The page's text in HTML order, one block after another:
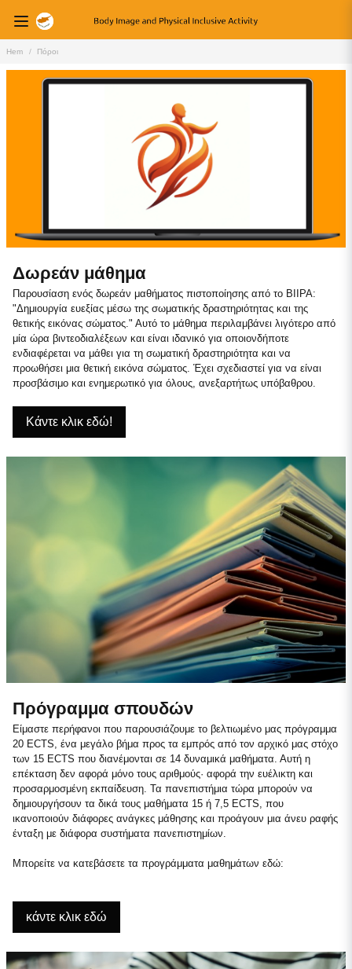
Hem Πόροι
Δωρεάν μάθημα
Παρουσίαση ενός δωρεάν μαθήματος πιστοποίησης από το BIIPA:
"Δημιουργία ευεξίας μέσω της σωματικής δραστηριότητας και της
θετικής εικόνας σώματος." Αυτό το μάθημα περιλαμβάνει λιγότερο από
μία ώρα βιντεοδιαλέξεων και είναι ιδανικό για οποιονδήποτε
ενδιαφέρεται να μάθει για τη σωματική δραστηριότητα και να
προωθήσει μια θετική εικόνα σώματος. Έχει σχεδιαστεί για να είναι
προσβάσιμο και ενημερωτικό για όλους, ανεξαρτήτως υπόβαθρου.
Κάντε κλικ εδώ!
Πρόγραμμα σπουδών
Είμαστε περήφανοι που παρουσιάζουμε το βελτιωμένο μας πρόγραμμα
20 ECTS, ένα μεγάλο βήμα προς τα εμπρός από τον αρχικό μας στόχο
των 15 ECTS που διανέμονται σε 14 δυναμικά μαθήματα. Αυτή η
επέκταση δεν αφορά μόνο τους αριθμούς· αφορά την ευέλικτη και
προσαρμοσμένη εκπαίδευση. Τα πανεπιστήμια τώρα μπορούν να
δημιουργήσουν τα δικά τους μαθήματα 15 ή 7,5 ECTS, που
ικανοποιούν διάφορες ανάγκες μάθησης και προάγουν μια άνευ ραφής
ένταξη με διάφορα συστήματα πανεπιστημίων.
Μπορείτε να κατεβάσετε τα προγράμματα μαθημάτων εδώ:
κάντε κλικ εδώ